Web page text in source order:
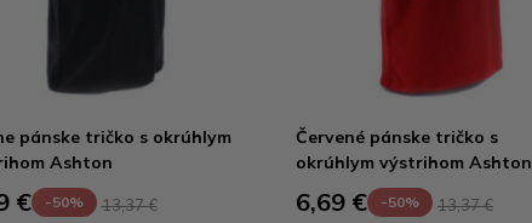
pánske tričko s okrúhlym
Ashton
€ -50% 13,37 €
Červené pánske tričko s
okrúhlym výstrihom Ashton
6,69 € -50% 13,37 €